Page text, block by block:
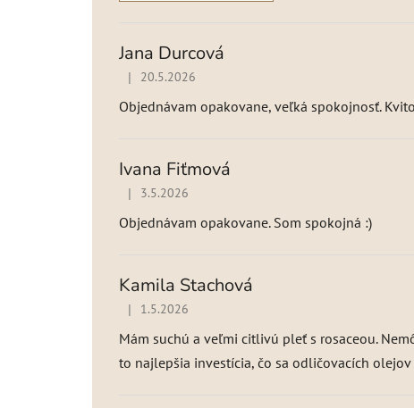
p
h
n
e
Jana Durcová
Hodnotenie produktu je 5 z 5 hviezdičiek.
| 20.5.2026
Objednávam opakovane, veľká spokojnosť.
Ivana Fiťmová
Hodnotenie produktu je 5 z 5 hviezdičiek.
| 3.5.2026
Objednávam opakovane. Som spokojná :)
Kamila Stachová
Hodnotenie produktu je 5 z 5 hviezdičiek.
| 1.5.2026
Mám suchú a veľmi citlivú pleť s rosaceou.
to najlepšia investícia, čo sa odličovacích